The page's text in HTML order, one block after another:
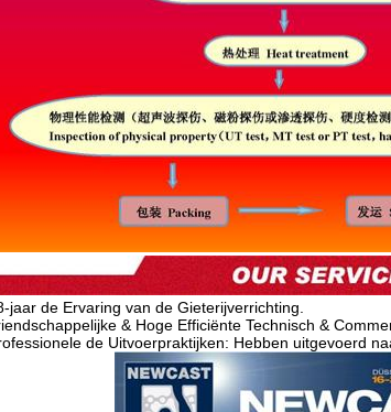
jaar de Ervaring van de Gieterijverrichting.
& Hoge Efficiënte Technisch &
de Uitvoerpraktijken: Hebben uitgevoerd